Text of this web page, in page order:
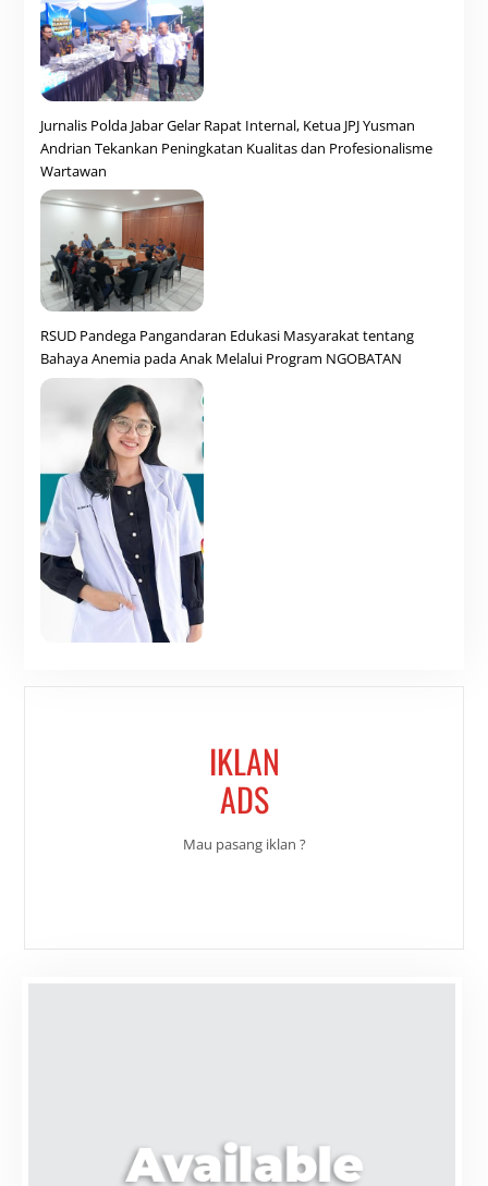
Jurnalis Polda Jabar Gelar Rapat Internal, Ketua JPJ Yusman
Andrian Tekankan Peningkatan Kualitas dan Profesionalisme
Wartawan
RSUD Pandega Pangandaran Edukasi Masyarakat tentang
Bahaya Anemia pada Anak Melalui Program NGOBATAN
IKLAN
ADS
Mau pasang iklan ?